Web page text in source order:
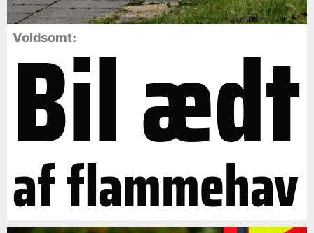
Voldsomt:
Bil ædt
af flammehav